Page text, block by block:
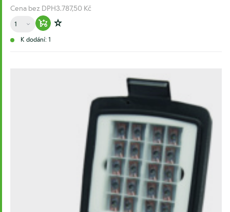
Cena bez DPH3.787,50 Kč
Množství
Warenkorb hinzufügen
Zur Wunschliste hinzufügen
K dodání: 1